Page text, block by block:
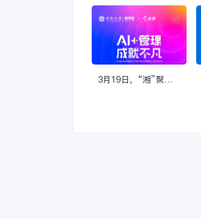
近年来，云计算保持
稳定增速，今天的云
计算，已经成长为了
一个巨大的行业和生
态。这也使得云计
么美的生僻词汇，成
3月19日，“湘”聚长